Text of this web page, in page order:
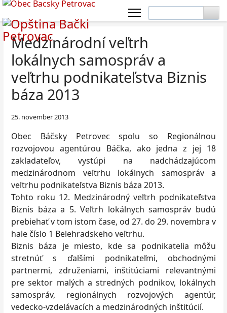
Medzinárodní veľtrh
lokálnych samospráv a
veľtrhu podnikateľstva Biznis
báza 2013
25. november 2013
Obec Báčsky Petrovec spolu so Regionálnou
rozvojovou agentúrou Báčka, ako jedna z jej 18
zakladateľov, vystúpi na nadchádzajúcom
medzinárodnom veľtrhu lokálnych samospráv a
veľtrhu podnikateľstva Biznis báza 2013.
Tohto roku 12. Medzinárodný veľtrh podnikateľstva
Biznis báza a 5. Veľtrh lokálnych samospráv budú
prebiehať v tom istom čase, od 27. do 29. novembra v
hale číslo 1 Belehradskeho veľtrhu.
Biznis báza je miesto, kde sa podnikatelia môžu
stretnúť s ďalšími podnikateľmi, obchodnými
partnermi, združeniami, inštitúciami relevantnými
pre sektor malých a stredných podnikov, lokálnych
samospráv, regionálnych rozvojových agentúr,
vedecko-vzdelávacích a medzinárodných inštitúcií.